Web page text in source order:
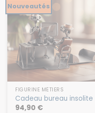
Nouveautés
FIGURINE MÉTIERS
Cadeau bureau insolite
94,90 €